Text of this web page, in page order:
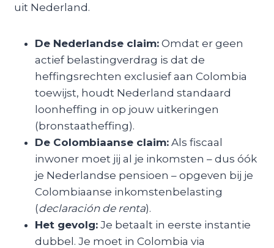
uit Nederland.
De Nederlandse claim:Omdat er geen
actief belastingverdrag is dat de
heffingsrechten exclusief aan Colombia
toewijst, houdt Nederland standaard
loonheffing in op jouw uitkeringen
(bronstaatheffing).
De Colombiaanse claim:Als fiscaal
inwoner moet jij al je inkomsten – dus óók
je Nederlandse pensioen – opgeven bij je
Colombiaanse inkomstenbelasting
(declaración de renta).
Het gevolg:Je betaalt in eerste instantie
dubbel. Je moet in Colombia via